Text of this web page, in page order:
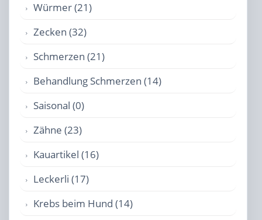
Würmer (21)
Zecken (32)
Schmerzen (21)
Behandlung Schmerzen (14)
Saisonal (0)
Zähne (23)
Kauartikel (16)
Leckerli (17)
Krebs beim Hund (14)